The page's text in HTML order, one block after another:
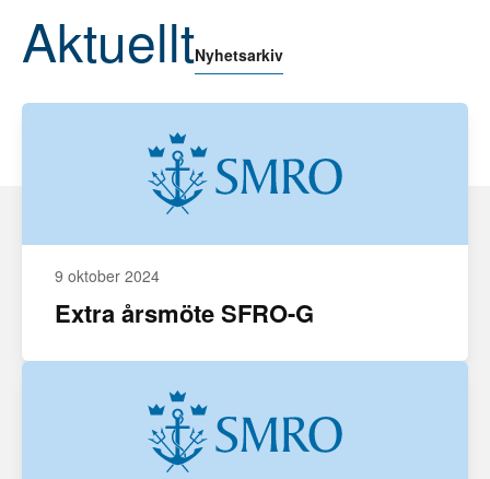
AktuelltNyhetsarkiv
9 oktober 2024
Extra årsmöte SFRO-G